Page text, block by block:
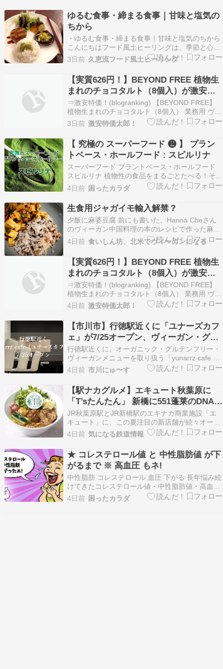
ゆるむ食事・締まる食事｜甘味と塩気の
ちから
・ゆるむ食事・締まる食事｜甘味と塩気のちから
こんにちはフード風土ヒーリングは、季節と心と
食がそっとつながる場所。日々の暮らしが少し軽
くなるように、やさしい光を届けています。「植
物だけで、ここまで強くなる。」完全菜食のスポ
ーツマンたちの身体をご紹介します。こんなに マ
ッチョな体が並…
3日前 久恵流フード風土ヒーリング
【実質626円！】BEYOND FREE 植物生
まれのチョコタルト（8個入）が激安特
価！
⇒激安特価！(blogranking) 【BEYOND FREE】
植物生まれのチョコタルト（8個入） 業務用 ヴィ
ーガン ビーガン ベジタリアン インバウンド イン
バウンド対応 小麦不使用 卵不使用 乳不使用 アレ
ルギー アレルギー対応 冷凍 冷凍食品 プラントベ
ース 植物由来…
3日前 激安特価太郎！
【 究極の スーパーフード ❷ 】 プラン
トベース・ホールフード : スピルリナ
スーパーフード プラントベース・ホールフード
スピルリナ 植物性の食品をまるごとたべる！それ
が プラントベース ( 植物性由来 ) ・ホールフード
。下記の記事でも紹介した クロレラ や 今回紹介
する スピルリナ はまるごと食べられる最強の健
康補助食品として昔から愛され続けてい…
4日前 困ったカラダ
生食用ジャガイモ輸入解禁？
夕飯に麻婆豆腐 前にも書いた、Hanna Cheさん
のヴィーガン中国料理の本のレシピで作った麻婆
豆腐。 彼女の本に載ってるレシピは結構たくさ
ん挑戦してますが、麻婆豆腐は何度も何度もリピ
ートしてて、自分の好みに変化しつつあります
（塩分濃いので減らしたり、そういう程度ですけ
ど）…
4日前 食いしん坊、北米でヴィーガンになる
【実質626円！】BEYOND FREE 植物生
まれのチョコタルト（8個入）が激安特
価！
⇒激安特価！(blogranking) 【BEYOND FREE】
植物生まれのチョコタルト（8個入） 業務用 ヴィ
ーガン ビーガン ベジタリアン インバウンド イン
バウンド対応 小麦不使用 卵不使用 乳不使用 アレ
ルギー アレルギー対応 冷凍 冷凍食品 プラントベ
ース 植物由来…
4日前 激安特価太郎！
【市川市】行徳駅近くに「ユナーズカフ
ェ」が7/25オープン、ヴィーガン・グル
テンフリーメニュー、テイクアウトも
行徳駅近くに、オーガニック・グルテンフリー・
ヴィーガンメニューを取り扱う「yunarrz cafe 行
徳店（ユナーズカフェ）」が、2026年7月25日
（土）オープンしました。 米粉麺やライスバーガ
ー、豆乳クリームを使ったスイーツ、ヴィーガン
ジェラートなどが楽しめるカフェです。 …
4日前 市川にゅ〜す
【駅ナカグルメ】エキュート秋葉原に
「T’sたんたん」 新橋に551蓬莱のDNAを
継ぐ「東京豚饅」、オムライス専門店
「肉とたまご」新グルメ続々登場!
【2026年8月】
JR秋葉原駅とJR新橋駅のエキナカ商業施設「エ
キュート」に、この夏注目の新店舗が続々オープ
ンします。秋葉原には海外でも人気のヴィーガン
ヌードル、新橋には行列必至の豚まんや肉オムラ
イスの専門店が登場。駅ナカでの食事がさらに
4日前 気になる鉄道情報
★ コレステロール値 と 中性脂肪値 が下
がるまで ※ 高血圧 もネ!
中性脂肪 コレステロール 血圧 下がる 長年悩み続
けてきたコレステロール値・中性脂肪値・高血圧
が数日で下がるまでの一年間の涙の苦労話を愚痴
混じりで披露する★ 私の日記シリーズからのエン
4日前 困ったカラダ